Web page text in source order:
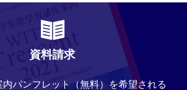
資料請求
パンフレット（無料）を希望される